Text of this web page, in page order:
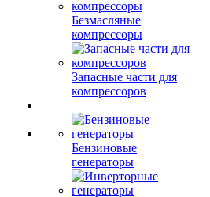
Безмасляные
компрессоры
Запасные части для
компрессоров
Бензиновые
генераторы